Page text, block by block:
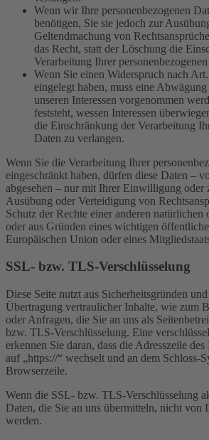
Wenn wir Ihre personenbezogenen
benötigen, Sie sie jedoch zur
Geltendmachung von
das Recht, statt der Löschung die
Verarbeitung Ihrer
Wenn Sie einen Widerspruch nach
eingelegt haben, muss eine
unseren Interessen vorgenommen
feststeht, wessen Interessen
die Einschränkung der Verarbeitung
Daten zu verlangen.
Wenn Sie die Verarbeitung Ihrer
eingeschränkt haben, dürfen diese Daten –
abgesehen – nur mit Ihrer Einwilligung oder
Ausübung oder Verteidigung von
Schutz der Rechte einer anderen natürlichen
oder aus Gründen eines wichtigen
Europäischen Union oder eines
SSL- bzw. TLS-Verschlüsselung
Diese Seite nutzt aus Sicherheitsgründen
Übertragung vertraulicher Inhalte, wie zum
oder Anfragen, die Sie an uns als
bzw. TLS-Verschlüsselung. Eine
erkennen Sie daran, dass die Adresszeile
auf „https://“ wechselt und an dem Schloss-
Browserzeile.
Wenn die SSL- bzw. TLS-Verschlüsselung
Daten, die Sie an uns übermitteln, nicht von
werden.